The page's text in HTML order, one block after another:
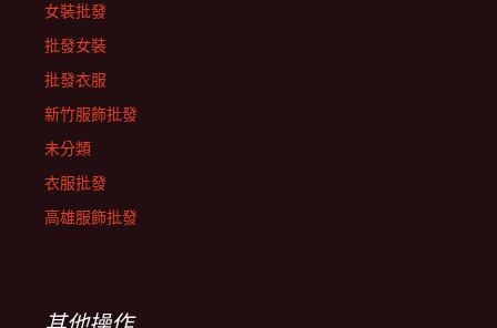
女裝批發
批發女裝
批發衣服
新竹服飾批發
未分類
衣服批發
高雄服飾批發